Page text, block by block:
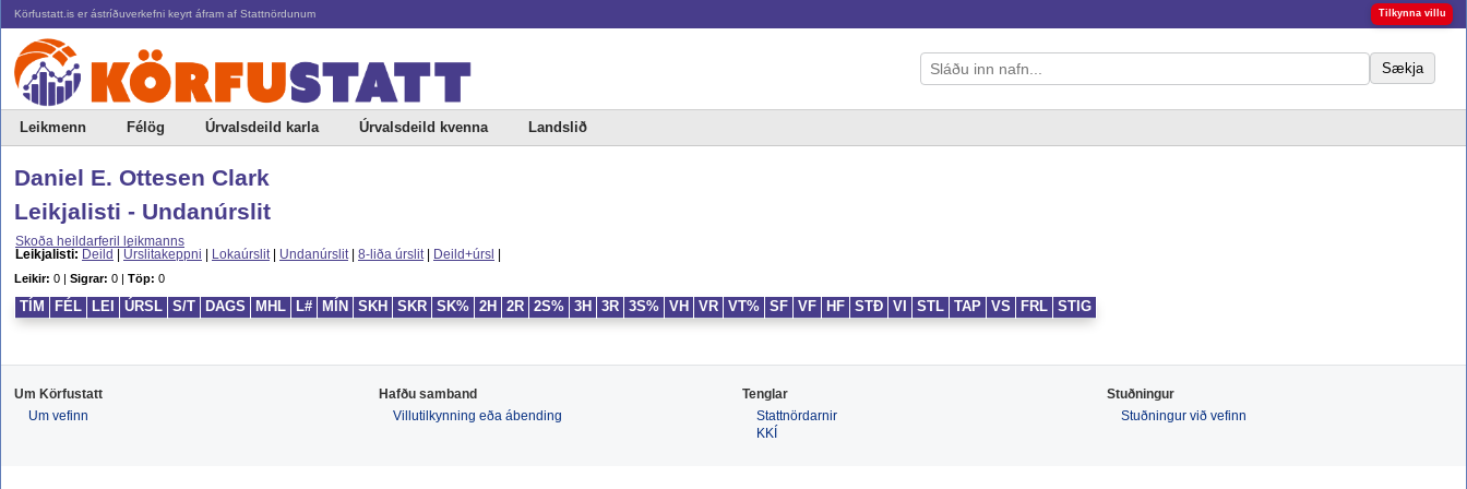
Körfustatt.is er ástríðuverkefni keyrt áfram af Stattnördunum Tilkynna villu
Sækja
Leikmenn Félög Úrvalsdeild karla Úrvalsdeild kvenna Landslið
Daniel E. Ottesen Clark
Leikjalisti - Undanúrslit
Skoða heildarferil leikmanns
Leikjalisti: Deild | Úrslitakeppni | Lokaúrslit | Undanúrslit | 8-liða úrslit | Deild+úrsl |
Leikir: 0 | Sigrar: 0 | Töp: 0
TÍM FÉL LEI ÚRSL S/T DAGS MHL L# MÍN SKH SKR SK% 2H 2R 2S% 3H 3R 3S% VH VR VT% SF VF HF STÐ VI STL TAP VS FRL STIG
Um Körfustatt
Um vefinn
Hafðu samband
Villutilkynning eða ábending
Tenglar
Stattnördarnir
KKÍ
Stuðningur
Stuðningur við vefinn